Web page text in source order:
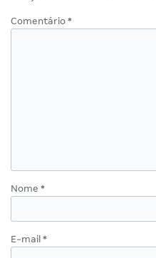
Comentário *
Nome *
E-mail *